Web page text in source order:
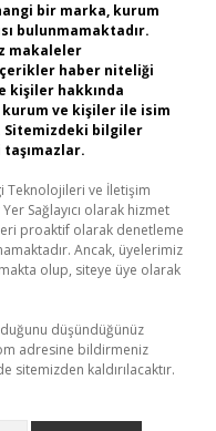
bir marka, kurum
bulunmamaktadır.
makaleler
haber niteliği
kişiler hakkında
kurum ve kişiler ile isim
bilgiler
Teknolojileri ve İletişim
Sağlayıcı olarak hizmet
proaktif olarak denetleme
Ancak, üyelerimiz
olup, siteye üye olarak
düşündüğünüz
adresine bildirmeniz
sitemizden kaldırılacaktır.